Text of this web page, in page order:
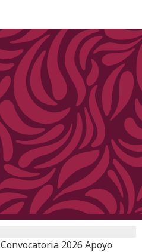
Convocatoria 2026 Apoyo